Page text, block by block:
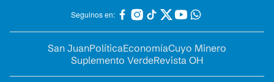
Seguinos en:
San JuanPolíticaEconomíaCuyo Minero
Suplemento VerdeRevista OH